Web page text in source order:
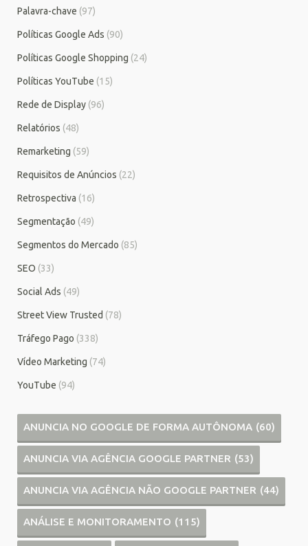
Palavra-chave (97)
Políticas Google Ads (90)
Políticas Google Shopping (24)
Políticas YouTube (15)
Rede de Display (96)
Relatórios (48)
Remarketing (59)
Requisitos de Anúncios (22)
Retrospectiva (16)
Segmentação (49)
Segmentos do Mercado (85)
SEO (33)
Social Ads (49)
Street View Trusted (78)
Tráfego Pago (338)
Vídeo Marketing (74)
YouTube (94)
ANUNCIA NO GOOGLE DE FORMA AUTÔNOMA (60)
ANUNCIA VIA AGÊNCIA GOOGLE PARTNER (53)
ANUNCIA VIA AGÊNCIA NÃO GOOGLE PARTNER (44)
ANÁLISE E MONITORAMENTO (115)